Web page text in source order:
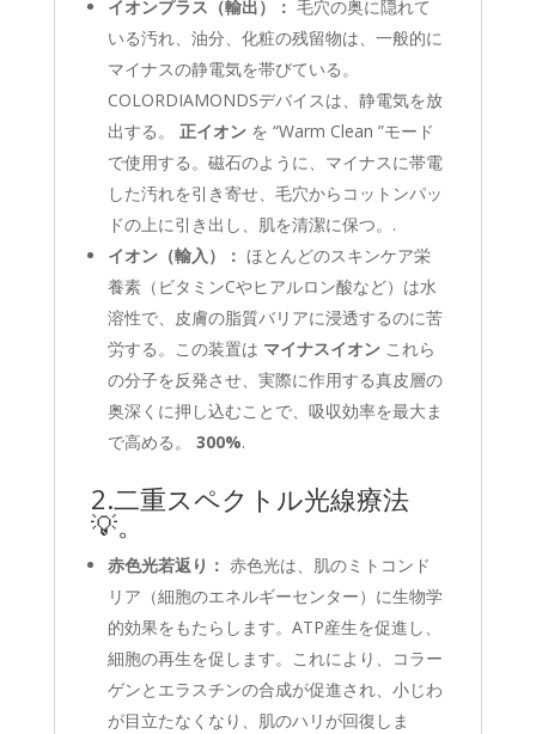
イオンプラス（輸出）： 毛穴の奥に隠れて
いる汚れ、油分、化粧の残留物は、一般的に
マイナスの静電気を帯びている。
COLORDIAMONDSデバイスは、静電気を放
出する。 正イオンを “Warm Clean ”モード
で使用する。磁石のように、マイナスに帯電
した汚れを引き寄せ、毛穴からコットンパッ
ドの上に引き出し、肌を清潔に保つ。.
イオン（輸入）： ほとんどのスキンケア栄
養素（ビタミンCやヒアルロン酸など）は水
溶性で、皮膚の脂質バリアに浸透するのに苦
労する。この装置は マイナスイオンこれら
の分子を反発させ、実際に作用する真皮層の
奥深くに押し込むことで、吸収効率を最大ま
で高める。 300%.
2.二重スペクトル光線療法
💡。
赤色光若返り： 赤色光は、肌のミトコンド
リア（細胞のエネルギーセンター）に生物学
的効果をもたらします。ATP産生を促進し、
細胞の再生を促します。これにより、コラー
ゲンとエラスチンの合成が促進され、小じわ
が目立たなくなり、肌のハリが回復しま